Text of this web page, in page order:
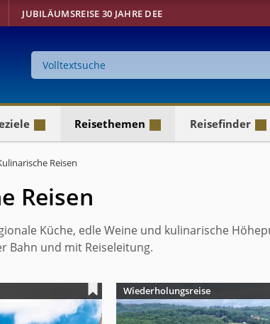
JUBILÄUMSREISE 30 JAHRE DEE
Suche
auf
Reisethemen Reisefinder
Reisen
Reisen
Küche, edle Weine und kulinarische
Bahn und mit Reiseleitung.
Wiederholungsreise